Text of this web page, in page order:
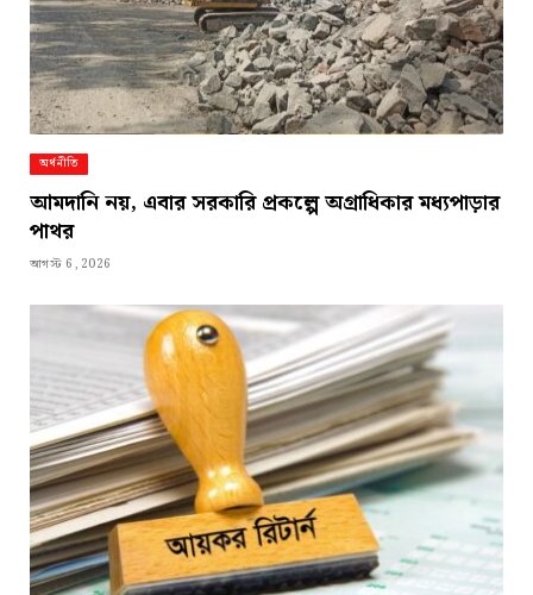
অর্থনীতি
আমদানি নয়, এবার সরকারি প্রকল্পে অগ্রাধিকার মধ্যপাড়ার
পাথর
আগস্ট 6, 2026